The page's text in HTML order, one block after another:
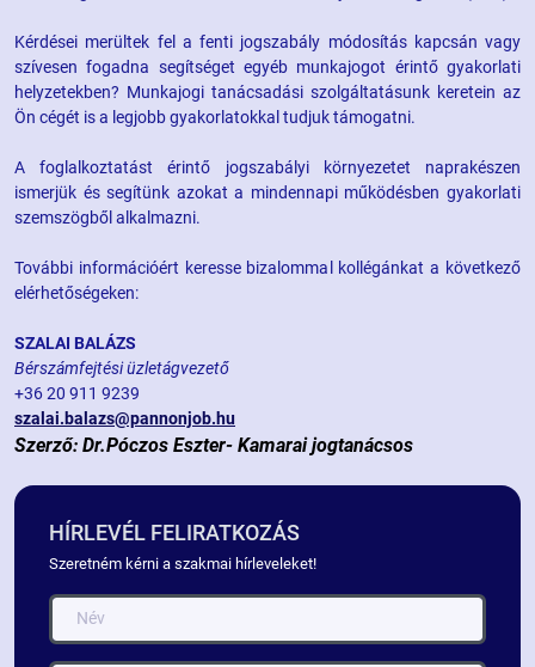
Kérdései merültek fel a fenti jogszabály módosítás kapcsán vagy
szívesen fogadna segítséget egyéb munkajogot érintő gyakorlati
helyzetekben? Munkajogi tanácsadási szolgáltatásunk keretein az
Ön cégét is a legjobb gyakorlatokkal tudjuk támogatni.
A foglalkoztatást érintő jogszabályi környezetet naprakészen
ismerjük és segítünk azokat a mindennapi működésben gyakorlati
szemszögből alkalmazni.
További információért keresse bizalommal kollégánkat a következő
elérhetőségeken:
SZALAI BALÁZS
Bérszámfejtési üzletágvezető
+36 20 911 9239
szalai.balazs@pannonjob.hu
Szerző: Dr.Póczos Eszter- Kamarai jogtanácsos
HÍRLEVÉL FELIRATKOZÁS
Szeretném kérni a szakmai hírleveleket!